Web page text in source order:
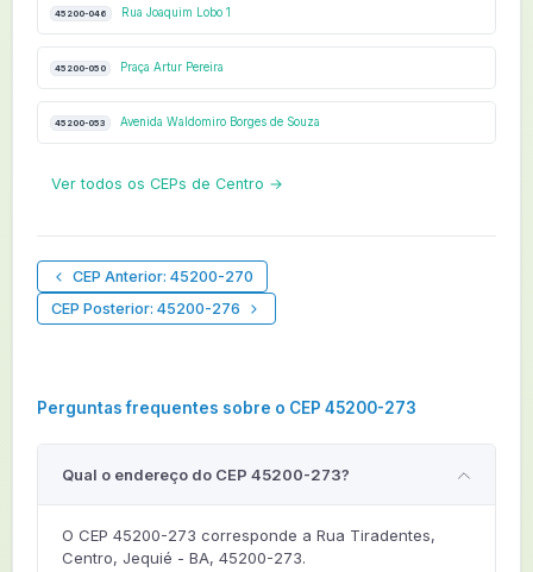
45200-046 Rua Joaquim Lobo 1
45200-050 Praça Artur Pereira
45200-053 Avenida Waldomiro Borges de Souza
Ver todos os CEPs de Centro →
CEP Anterior: 45200-270
CEP Posterior: 45200-276
Perguntas frequentes sobre o CEP 45200-273
Qual o endereço do CEP 45200-273?
O CEP 45200-273 corresponde a Rua Tiradentes,
Centro, Jequié - BA, 45200-273.